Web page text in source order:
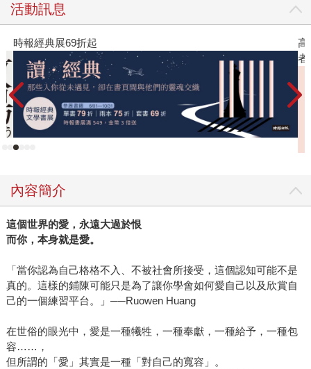
活動訊息
時報經典展69折起
高
者
內容簡介
這個世界的愛，永遠大過於恨
而你，本身就是愛。
「當你認為自己格格不入、不被社會所接受，這個認知可能不是
真的。這樣的鋪陳可能只是為了讓你學會如何愛自己以及欣賞自
己的一個練習平台。」──Ruowen Huang
在世俗的眼光中，愛是一種犧牲，一種奉獻，一種給予，一種包
容……，
但所謂的「愛」其實是一種「對自己的寬容」。